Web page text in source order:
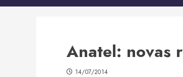
Anatel: novas
14/07/2014